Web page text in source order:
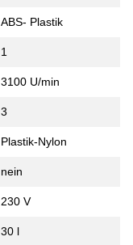
ABS- Plastik
1
3100 U/min
3
Plastik-Nylon
nein
230 V
30 l